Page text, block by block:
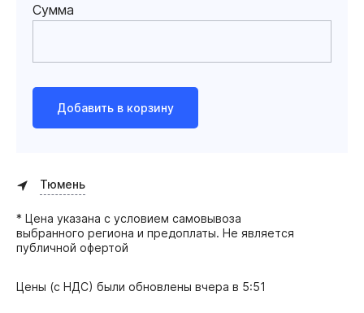
Сумма
Добавить в корзину
Тюмень
* Цена указана с условием самовывоза
выбранного региона и предоплаты. Не является
публичной офертой
Цены (с НДС) были обновлены вчера в 5:51